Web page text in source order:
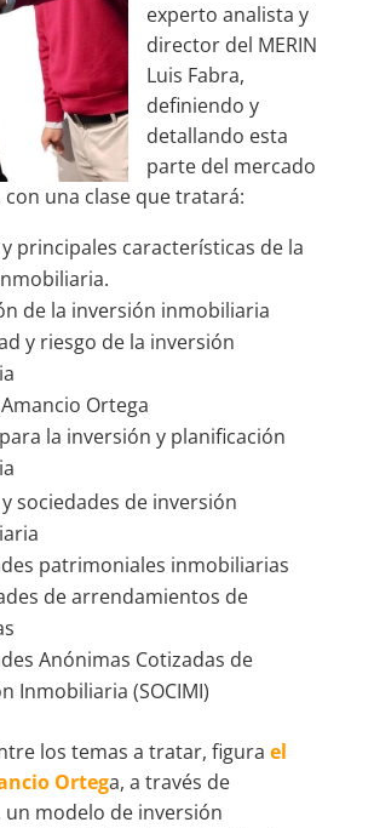
experto analista y
director del MERIN
Luis Fabra,
definiendo y
detallando esta
parte del mercado
una clase que tratará:
principales características de la
de la inversión inmobiliaria
y riesgo de la inversión
Ortega
la inversión y planificación
sociedades de inversión
patrimoniales inmobiliarias
de arrendamientos de
Anónimas Cotizadas de
Inmobiliaria (SOCIMI)
los temas a tratar, figura el
Ortega, a través de
un modelo de inversión